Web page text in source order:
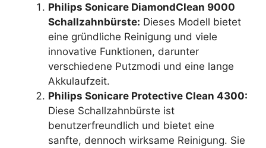
Philips Sonicare DiamondClean 9000
Schallzahnbürste: Dieses Modell bietet
eine gründliche Reinigung und viele
innovative Funktionen, darunter
verschiedene Putzmodi und eine lange
Akkulaufzeit.
Philips Sonicare Protective Clean 4300:
Diese Schallzahnbürste ist
benutzerfreundlich und bietet eine
sanfte, dennoch wirksame Reinigung. Sie